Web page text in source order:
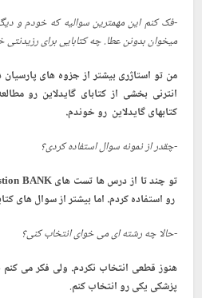
-فک کنم این مهمترین سوالیه که خودم و
میخوان بدونن عطا. چه کتابایی برای رزیدنتی
من تو استاژری بیشتر از جزوه های پارسیان
انترنی بخشی از کتابای گایدلاین رو
کتابهای گایدلاین رو خوندم.
-چقدر از نمونه سوال استفاده کردی؟
تو چند تا از درس ها تست هایBANK
رو استفاده کردم. اما بیشتر از سوال های
-حالا چه رشته ای می خوای انتخاب کنی؟
هنوز قطعی انتخاب نکردم. ولی فکر می
پزشکی یکی رو انتخاب کنم.